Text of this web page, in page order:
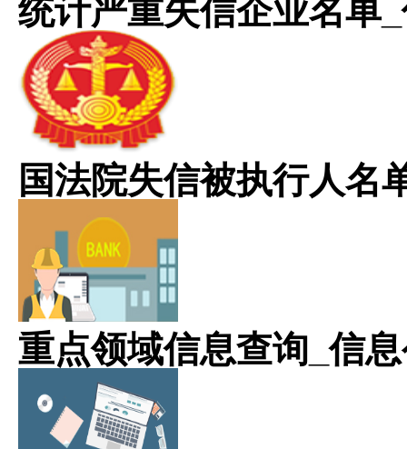
统计严重失信企业名单
国法院失信被执行人名
重点领域信息查询_信